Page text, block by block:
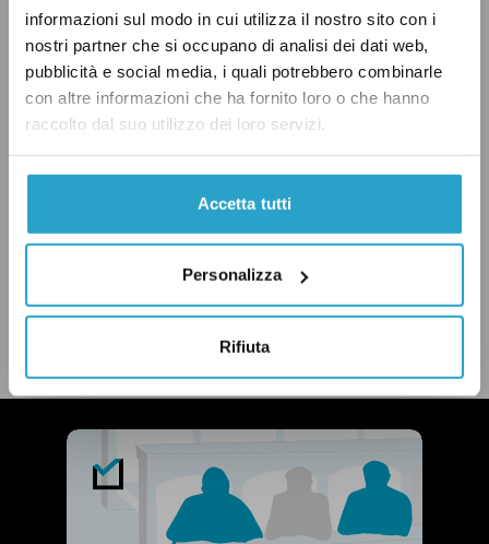
informazioni sul modo in cui utilizza il nostro sito con i
nostri partner che si occupano di analisi dei dati web,
pubblicità e social media, i quali potrebbero combinarle
con altre informazioni che ha fornito loro o che hanno
raccolto dal suo utilizzo dei loro servizi.
Accetta tutti
Personalizza
Rifiuta
ECONOMIA ESPORTAZIONI GOVERNO MONTI
facebook
twitterwhatsapp
emailbluesky
LEGGI LA NOSTRA POLITICA DELLE CORREZIONI